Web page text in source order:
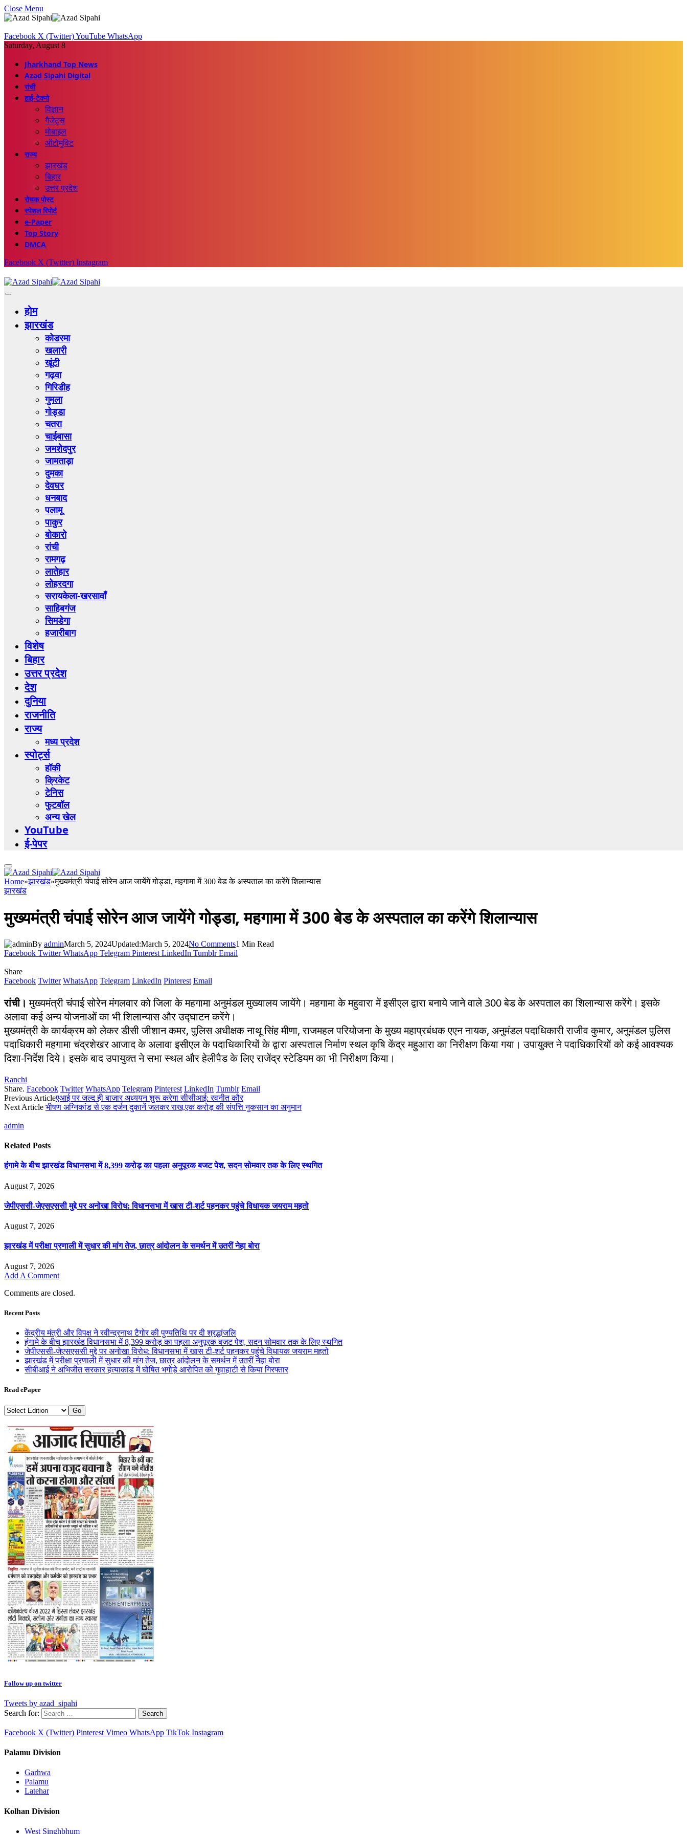
Close Menu
Facebook X (Twitter)YouTube WhatsApp
Saturday, August 8
Jharkhand Top News
Azad Sipahi Digital
रांची
हाई-टेक्नो
विज्ञान
गैजेट्स
मोबाइल
ऑटोमुविट
राज्य
झारखंड
बिहार
उत्तर प्रदेश
रोचक पोस्ट
स्पेशल रिपोर्ट
e-Paper
Top Story
DMCA
Facebook X (Twitter) Instagram
होम
झारखंड
कोडरमा
खलारी
खूंटी
गढ़वा
गिरिडीह
गुमला
गोड्डा
चतरा
चाईबासा
जमशेदपुर
जामताड़ा
दुमका
देवघर
धनबाद
पलामू
पाकुर
बोकारो
रांची
रामगढ़
लातेहार
लोहरदगा
सरायकेला-खरसावाँ
साहिबगंज
सिमडेगा
हजारीबाग
विशेष
बिहार
उत्तर प्रदेश
देश
दुनिया
राजनीति
राज्य
मध्य प्रदेश
स्पोर्ट्स
हॉकी
क्रिकेट
टेनिस
फुटबॉल
अन्य खेल
YouTube
ई-पेपर
Home»झारखंड»मुख्यमंत्री चंपाई सोरेन आज जायेंगे गोड्डा, महगामा में 300 बेड के अस्पताल का करेंगे शिलान्यास
झारखंड
मुख्यमंत्री चंपाई सोरेन आज जायेंगे गोड्डा, महगामा में 300 बेड के अस्पताल का करेंगे शिलान्यास
By adminMarch 5, 2024Updated:March 5, 2024No Comments1 Min Read
Facebook Twitter WhatsApp Telegram Pinterest LinkedIn Tumblr Email
Share
Facebook Twitter WhatsApp Telegram LinkedIn Pinterest Email
रांची। मुख्यमंत्री चंपाई सोरेन मंगलवार को जिला के महगामा अनुमंडल मुख्यालय जायेंगे। महगामा के महुवारा में इसीएल द्वारा बनाये जाने वाले 300 बेड के अस्पताल का शिलान्यास करेंगे। इसके
अलावा कई अन्य योजनाओं का भी शिलान्यास और उद्घाटन करेंगे।
मुख्यमंत्री के कार्यक्रम को लेकर डीसी जीशान कमर, पुलिस अधीक्षक नाथू सिंह मीणा, राजमहल परियोजना के मुख्य महाप्रबंधक एएन नायक, अनुमंडल पदाधिकारी राजीव कुमार, अनुमंडल पुलिस
पदाधिकारी महगामा चंद्रशेखर आजाद के अलावा इसीएल के पदाधिकारियों के द्वारा अस्पताल निर्माण स्थल कृषि केंद्र महुआरा का निरीक्षण किया गया। उपायुक्त ने पदाधिकारियों को कई आवश्यक
दिशा-निर्देश दिये। इसके बाद उपायुक्त ने सभा स्थल और हेलीपैड के लिए राजेंद्र स्टेडियम का भी निरीक्षण किया।
Ranchi
Share. Facebook Twitter WhatsApp Telegram Pinterest LinkedIn Tumblr Email
Previous Articleएआई पर जल्द ही बाजार अध्ययन शुरू करेगा सीसीआई: रवनीत कौर
Next Article भीषण अग्निकांड से एक दर्जन दुकानें जलकर राख,एक करोड़ की संपत्ति नुकसान का अनुमान
admin
Related Posts
हंगामे के बीच झारखंड विधानसभा में 8,399 करोड़ का पहला अनुपूरक बजट पेश, सदन सोमवार तक के लिए स्थगित
August 7, 2026
जेपीएससी-जेएसएससी मुद्दे पर अनोखा विरोध: विधानसभा में खास टी-शर्ट पहनकर पहुंचे विधायक जयराम महतो
August 7, 2026
झारखंड में परीक्षा प्रणाली में सुधार की मांग तेज, छात्र आंदोलन के समर्थन में उतरीं नेहा बोरा
August 7, 2026
Add A Comment
Comments are closed.
Recent Posts
केंद्रीय मंत्री और विपक्ष ने रवीन्द्रनाथ टैगोर की पुण्यतिथि पर दी श्रद्धांजलि
हंगामे के बीच झारखंड विधानसभा में 8,399 करोड़ का पहला अनुपूरक बजट पेश, सदन सोमवार तक के लिए स्थगित
जेपीएससी-जेएसएससी मुद्दे पर अनोखा विरोध: विधानसभा में खास टी-शर्ट पहनकर पहुंचे विधायक जयराम महतो
झारखंड में परीक्षा प्रणाली में सुधार की मांग तेज, छात्र आंदोलन के समर्थन में उतरीं नेहा बोरा
सीबीआई ने अभिजीत सरकार हत्याकांड में घोषित भगोड़े आरोपित को गुवाहाटी से किया गिरफ्तार
Read ePaper
Follow up on twitter
Tweets by azad_sipahi
Search for:
Facebook X (Twitter) Pinterest Vimeo WhatsApp TikTok Instagram
Palamu Division
Garhwa
Palamu
Latehar
Kolhan Division
West Singhbhum